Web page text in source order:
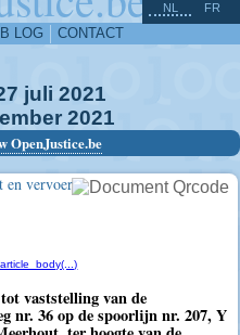
LOG CONTACT
NL FR
juli 2021
2021
OpenJustice.be
en vervoer
vaststelling van de
nr. 36 op de spoorlijn nr. 207, Y
^